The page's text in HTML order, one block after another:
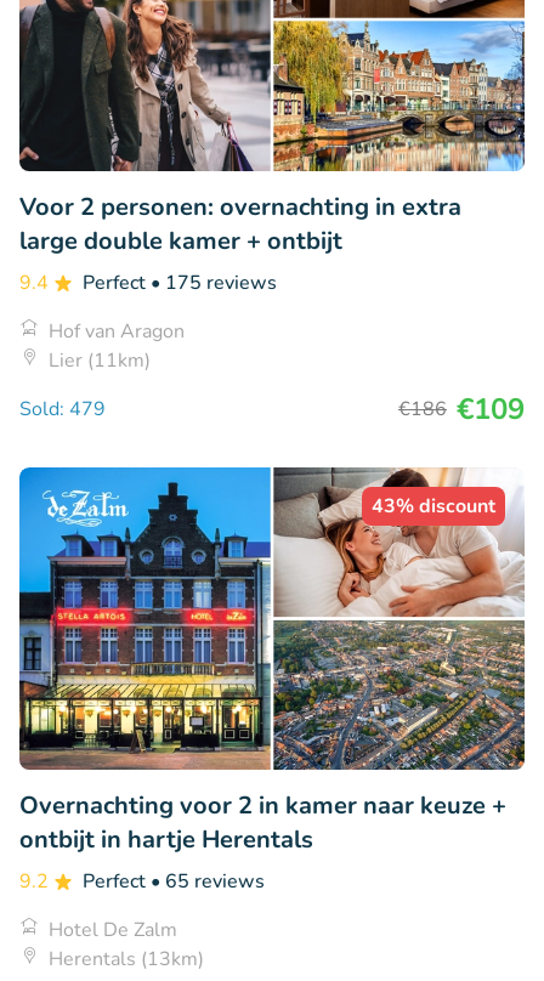
Voor 2 personen: overnachting in extra
large double kamer + ontbijt
9.4 Perfect • 175 reviews
Hof van Aragon
Lier (11km)
Sold: 479
€186 €109
43% discount
Overnachting voor 2 in kamer naar keuze +
ontbijt in hartje Herentals
9.2 Perfect • 65 reviews
Hotel De Zalm
Herentals (13km)